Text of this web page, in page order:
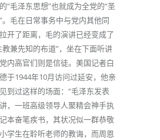
“毛泽东思想”也就成为全党的“圣
。毛在日常事务中与党内其他同
开了距离，毛的演讲已经变成了
教兼先知的布道”，坐在下面听讲
内高官们则是信徒。美国记者白
于1944年10月访问过延安，他亲
到过这样的场面：“毛泽东发表
，一班高级领导人聚精会神手执
本奋笔疾书，其状况似一群恭敬
学生在聆听老师的教诲，而周恩